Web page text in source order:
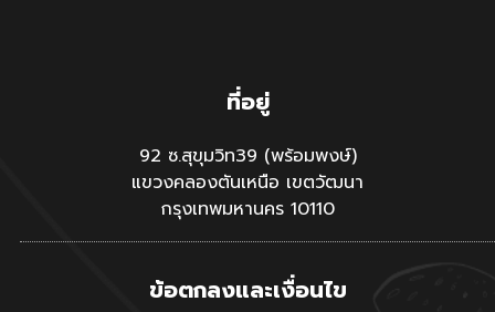
ที่อยู่
92 ซ.สุขุมวิท39 (พร้อมพงษ์)
แขวงคลองตันเหนือ เขตวัฒนา
กรุงเทพมหานคร 10110
ข้อตกลงและเงื่อนไข